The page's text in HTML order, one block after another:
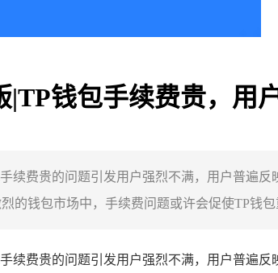
钱包手续费贵，用
续费贵的问题引发用户强烈不满，用户普遍
的钱包市场中，手续费问题或许会促使TP钱
续费贵的问题引发用户强烈不满，用户普遍